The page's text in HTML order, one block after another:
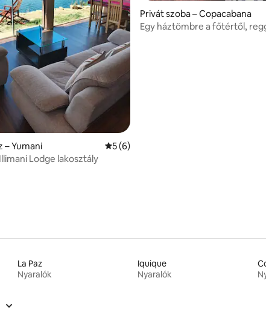
37 vélemény
– Yumani Átlagos értékelés: 5/5, 6 vélemény
5 (6)
Lodge lakosztály
Privát szoba – Copacabana
Egy háztömbre a főtértől,
La Paz
Nyaralók
Iquique
Nyaralók